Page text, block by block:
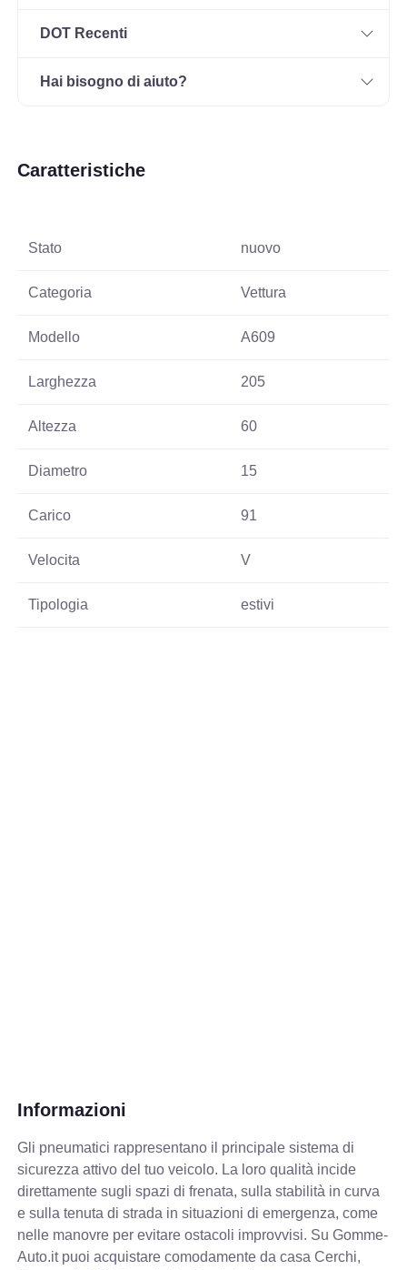
DOT Recenti
Hai bisogno di aiuto?
Caratteristiche
Stato nuovo
Categoria Vettura
Modello A609
Larghezza 205
Altezza 60
Diametro 15
Carico 91
Velocita V
Tipologia estivi
Informazioni
Gli pneumatici rappresentano il principale sistema di
sicurezza attivo del tuo veicolo. La loro qualità incide
direttamente sugli spazi di frenata, sulla stabilità in curva
e sulla tenuta di strada in situazioni di emergenza, come
nelle manovre per evitare ostacoli improvvisi. Su Gomme-
Auto.it puoi acquistare comodamente da casa Cerchi,